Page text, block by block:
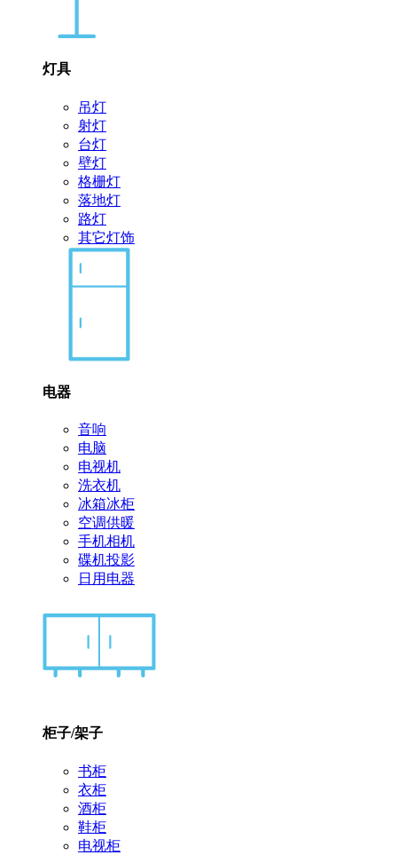
灯具
吊灯
射灯
台灯
壁灯
格栅灯
落地灯
路灯
其它灯饰
电器
音响
电脑
电视机
洗衣机
冰箱冰柜
空调供暖
手机相机
碟机投影
日用电器
柜子/架子
书柜
衣柜
酒柜
鞋柜
电视柜